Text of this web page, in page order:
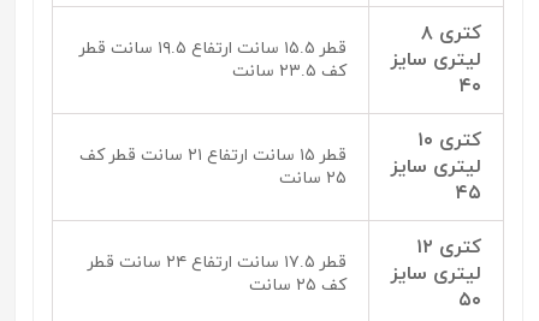
کتری ۸
لیتری سایز
۴۰
قطر ۱۵.۵ سانت ارتفاع ۱۹.۵ سانت قطر
کف ۲۳.۵ سانت
کتری ۱۰
لیتری سایز
۴۵
قطر ۱۵ سانت ارتفاع ۲۱ سانت قطر کف
۲۵ سانت
کتری ۱۲
لیتری سایز
۵۰
قطر ۱۷.۵ سانت ارتفاع ۲۴ سانت قطر
کف ۲۵ سانت